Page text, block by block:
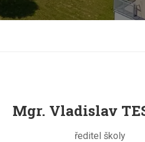
Mgr. Vladislav
ředitel školy